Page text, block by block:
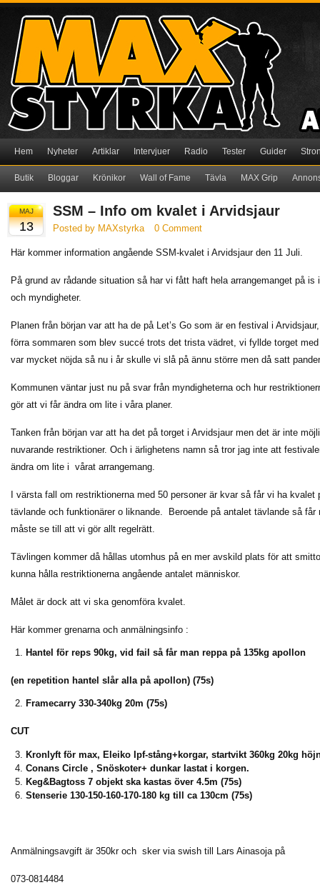
Hem Nyheter Artiklar Intervjuer Radio Tester Guider
Butik Bloggar Krönikor Wall of Fame Tävla MAX Grip
MAJ
13
SSM – Info om kvalet i Arvidsjaur
Posted by MAXstyrka 0 Comment
Här kommer information angående SSM-kvalet i Arvidsjaur den 11 Juli.
På grund av rådande situation så har vi fått haft hela arrangemanget på
och myndigheter.
Planen från början var att ha de på Let’s Go som är en festival i
förra sommaren som blev succé trots det trista vädret, vi fyllde torget
var mycket nöjda så nu i år skulle vi slå på ännu större men då satt
Kommunen väntar just nu på svar från myndigheterna och hur
gör att vi får ändra om lite i våra planer.
Tanken från början var att ha det på torget i Arvidsjaur men det är inte
nuvarande restriktioner. Och i ärlighetens namn så tror jag inte att
ändra om lite i vårat arrangemang.
I värsta fall om restriktionerna med 50 personer är kvar så får vi ha
tävlande och funktionärer o liknande. Beroende på antalet tävlande så
måste se till att vi gör allt regelrätt.
Tävlingen kommer då hållas utomhus på en mer avskild plats för att
kunna hålla restriktionerna angående antalet människor.
Målet är dock att vi ska genomföra kvalet.
Här kommer grenarna och anmälningsinfo :
Hantel för reps 90kg, vid fail så får man reppa på 135kg apollon
(en repetition hantel slår alla på apollon) (75s)
Framecarry 330-340kg 20m (75s)
CUT
Kronlyft för max, Eleiko Ipf-stång+korgar, startvikt 360kg 20kg
Conans Circle , Snöskoter+ dunkar lastat i korgen.
Keg&Bagtoss 7 objekt ska kastas över 4.5m (75s)
Stenserie 130-150-160-170-180 kg till ca 130cm (75s)
Anmälningsavgift är 350kr och sker via swish till Lars Ainasoja på
073-0814484